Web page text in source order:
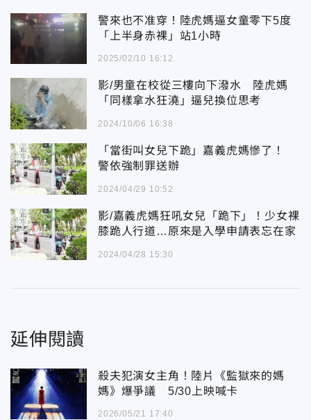
警來也不准穿！陸虎媽逼女童零下5度
「上半身赤裸」站1小時
2025/02/10 16:12
影/男童在校從三樓向下潑水 陸虎媽
「同樣拿水狂澆」逼兒換位思考
2024/10/06 16:38
「當街叫女兒下跪」嘉義虎媽慘了！
警依強制罪送辦
2024/04/29 10:52
影/嘉義虎媽狂吼女兒「跪下」！少女裸
膝跪人行道…原來是入學申請表忘在家
2024/04/28 15:30
延伸閱讀
殺夫犯演女主角！陸片《監獄來的媽
媽》爆爭議 5/30上映喊卡
2026/05/21 17:40